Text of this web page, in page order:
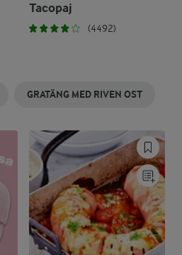
Tacopaj
(4492)
GRATÄNG MED RIVEN OST